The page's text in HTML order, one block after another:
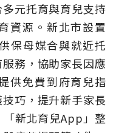
元托育與育兒支持
資源。新北市設置
保母媒合與就近托
務，協助家長因應
供免費到府育兒指
巧，提升新手家長
新北育兒App」整